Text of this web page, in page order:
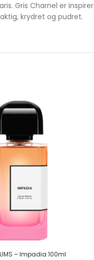
Gris Charnel er
krydret og pudret.
– Impadia 100ml